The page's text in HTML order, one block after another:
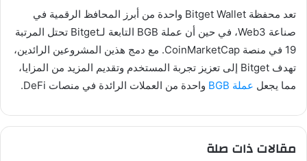
تعد محفظة Bitget Wallet واحدة من أبرز المحافظ الرقمية في
صناعة Web3، في حين أن عملة BGB التابعة لـBitget تحتل المرتبة
19 في منصة CoinMarketCap. مع دمج هذين المشروعين الرائدين،
تهدف Bitget إلى تعزيز تجربة المستخدم وتقديم المزيد من المزايا،
مما يجعل عملة BGB واحدة من العملات الرائدة في منصات DeFi.
مقالات ذات صلة